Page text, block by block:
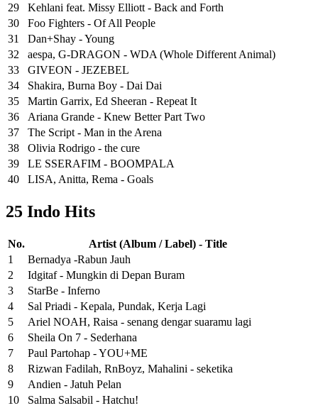
29
Kehlani feat. Missy Elliott - Back and Forth
30
Foo Fighters - Of All People
31
Dan+Shay - Young
32
aespa, G-DRAGON - WDA (Whole Different Animal)
33
GIVEON - JEZEBEL
34
Shakira, Burna Boy - Dai Dai
35
Martin Garrix, Ed Sheeran - Repeat It
36
Ariana Grande - Knew Better Part Two
37
The Script - Man in the Arena
38
Olivia Rodrigo - the cure
39
LE SSERAFIM - BOOMPALA
40
LISA, Anitta, Rema - Goals
25 Indo Hits
No.
Artist (Album / Label) - Title
1
Bernadya -Rabun Jauh
2
Idgitaf - Mungkin di Depan Buram
3
StarBe - Inferno
4
Sal Priadi - Kepala, Pundak, Kerja Lagi
5
Ariel NOAH, Raisa - senang dengar suaramu lagi
6
Sheila On 7 - Sederhana
7
Paul Partohap - YOU+ME
8
Rizwan Fadilah, RnBoyz, Mahalini - seketika
9
Andien - Jatuh Pelan
10
Salma Salsabil - Hatchu!